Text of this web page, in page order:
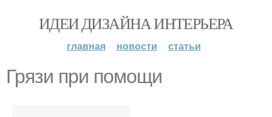
ИДЕИ ДИЗАЙНА ИНТЕРЬЕРА
главная новости статьи
Грязи при помощи